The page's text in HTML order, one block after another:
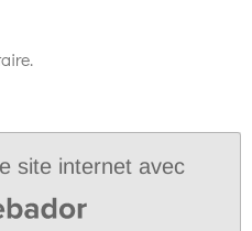
site internet avec